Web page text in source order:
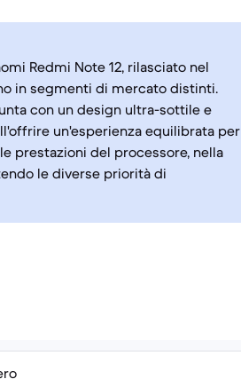
Redmi Note 12, rilasciato nel
in segmenti di mercato distinti.
con un design ultra-sottile e
un'esperienza equilibrata per
prestazioni del processore, nella
le diverse priorità di